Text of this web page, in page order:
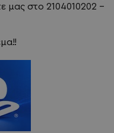
μας στο 2104010202 -